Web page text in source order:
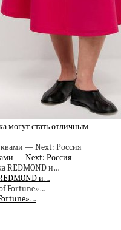
могут стать отличным
— Next: Россия
и…